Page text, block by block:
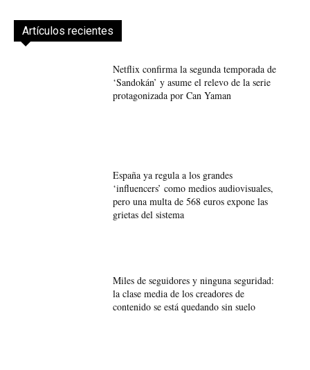
Artículos recientes
Netflix confirma la segunda temporada de
‘Sandokán’ y asume el relevo de la serie
protagonizada por Can Yaman
España ya regula a los grandes
‘influencers’ como medios audiovisuales,
pero una multa de 568 euros expone las
grietas del sistema
Miles de seguidores y ninguna seguridad:
la clase media de los creadores de
contenido se está quedando sin suelo